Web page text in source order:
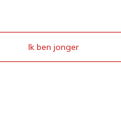
Ik ben jonger